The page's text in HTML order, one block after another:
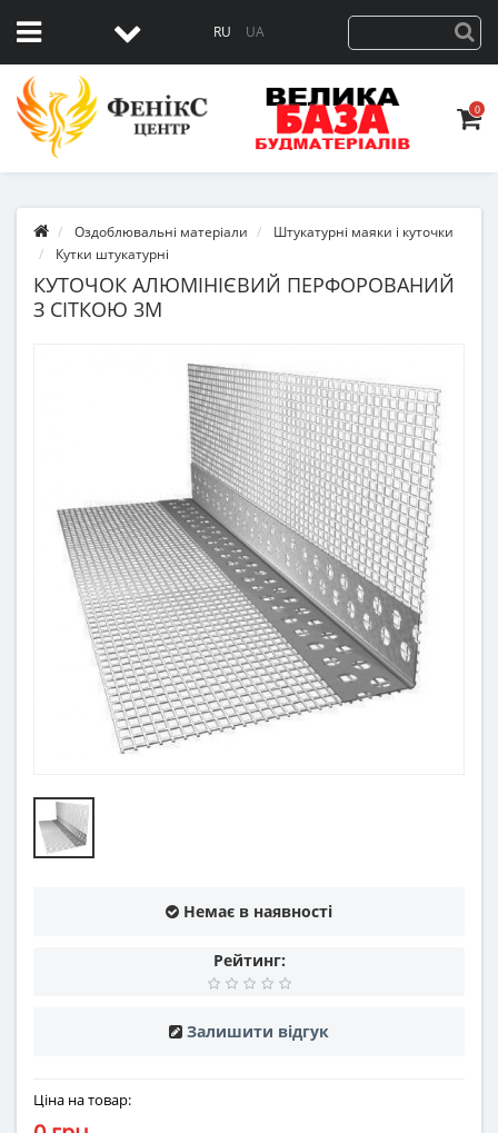
RU UA
0
Оздоблювальні матеріали
Штукатурні маяки і куточки
Кутки штукатурні
КУТОЧОК АЛЮМІНІЄВИЙ ПЕРФОРОВАНИЙ
З СІТКОЮ 3М
Немає в наявності
Рейтинг:
Залишити відгук
Ціна на товар: